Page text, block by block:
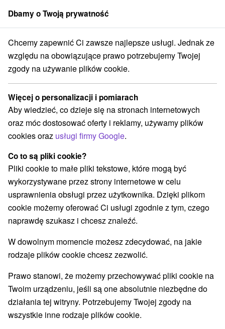
członek grupySorger
Specjalne oferty na Słowacji Pobyty z rabatem
Pobyty z rabatem
Kategorie
Wszystkie kategorie
Pobyty z rabatem(148)
Wellness pobyty(217) Wyjazdy weekendowe
Romantyczne wypady
Wakacje rodzinne(149)
Wybierz lokalizację lub datę
Najlepiej sprzedające
1.
Dbamy o Twoją prywatność
Chcemy zapewnić Ci zawsze najlepsze usługi. Jednak ze
względu na obowiązujące prawo potrzebujemy Twojej
zgody na używanie plików cookie.
Więcej o personalizacji i pomiarach
Aby wiedzieć, co dzieje się na stronach internetowych
oraz móc dostosować oferty i reklamy, używamy plików
cookies oraz usługi firmy Google.
Co to są pliki cookie?
Pliki cookie to małe pliki tekstowe, które mogą być
wykorzystywane przez strony internetowe w celu
usprawnienia obsługi przez użytkownika. Dzięki plikom
cookie możemy oferować Ci usługi zgodnie z tym, czego
naprawdę szukasz i chcesz znaleźć.
W dowolnym momencie możesz zdecydować, na jakie
rodzaje plików cookie chcesz zezwolić.
Prawo stanowi, że możemy przechowywać pliki cookie na
Twoim urządzeniu, jeśli są one absolutnie niezbędne do
działania tej witryny. Potrzebujemy Twojej zgody na
wszystkie inne rodzaje plików cookie.